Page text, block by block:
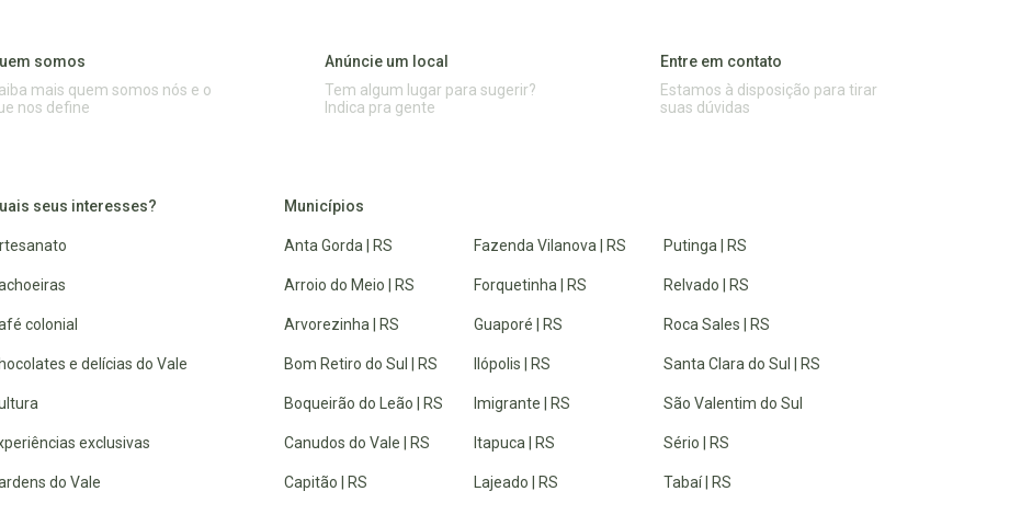
somos
mais quem somos nós e o
nos define
Anúncie um local
Tem algum lugar para sugerir?
Indica pra gente
Entre em contato
Estamos à disposição para tirar
suas dúvidas
seus interesses?
colonial
e delícias do Vale
exclusivas
do Vale
Municípios
Anta Gorda | RS
Arroio do Meio | RS
Arvorezinha | RS
Bom Retiro do Sul | RS
Boqueirão do Leão | RS
Canudos do Vale | RS
Capitão | RS
Fazenda Vilanova | RS
Forquetinha | RS
Guaporé | RS
Ilópolis | RS
Imigrante | RS
Itapuca | RS
Lajeado | RS
Putinga | RS
Relvado | RS
Roca Sales | RS
Santa Clara do Sul | RS
São Valentim do Sul
Sério | RS
Tabaí | RS